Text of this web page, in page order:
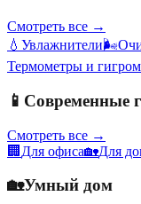
Смотреть все →
💧 Увлажнители🌬️
Термометры и
📱 Современные
Смотреть все →
🏢 Для офиса🏡Для
🏡Умный дом